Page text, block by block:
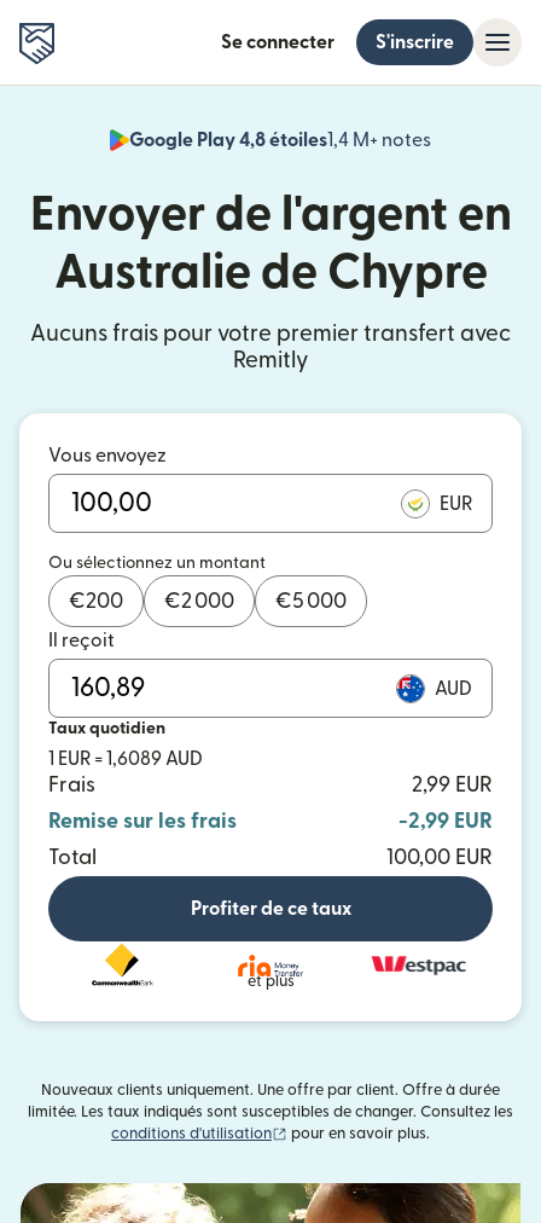
Se connecter S'inscrire
Google Play 4,8 étoiles1,4 M+ notes
Envoyer de l'argent en
Australie de Chypre
Aucuns frais pour votre premier transfert avec
Remitly
Vous envoyez
EUR
Ou sélectionnez un montant
€200 €2 000 €5 000
Il reçoit
AUD
Taux quotidien
1 EUR = 1,6089 AUD
Frais
2,99 EUR
Remise sur les frais
-2,99 EUR
Total
100,00 EUR
Profiter de ce taux
et plus
Nouveaux clients uniquement. Une offre par client. Offre à durée
limitée. Les taux indiqués sont susceptibles de changer. Consultez les
conditions d'utilisation
(s'ouvre dans une nouvelle fenêtre)
pour en savoir plus.